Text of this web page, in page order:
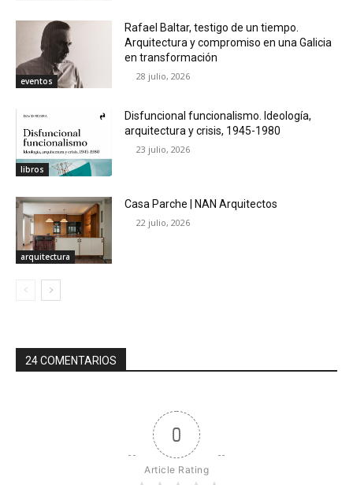
eventos
Rafael Baltar, testigo de un tiempo.
Arquitectura y compromiso en una Galicia
en transformación
28 julio, 2026
libros
Disfuncional funcionalismo. Ideología,
arquitectura y crisis, 1945-1980
23 julio, 2026
arquitectura
Casa Parche | NAN Arquitectos
22 julio, 2026
24 COMENTARIOS
0
Article Rating